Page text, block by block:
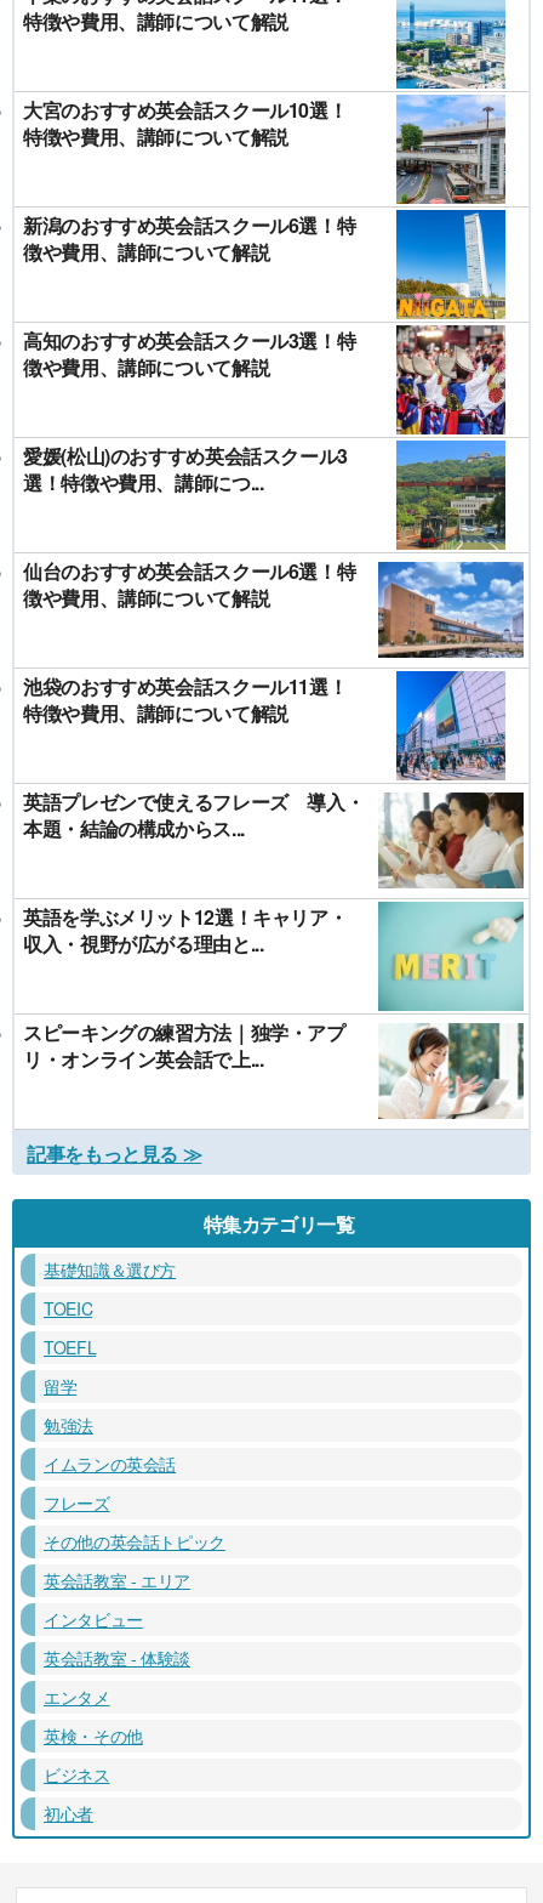
特徴や費用、講師について解説
大宮のおすすめ英会話スクール10選！
特徴や費用、講師について解説
新潟のおすすめ英会話スクール6選！特
徴や費用、講師について解説
高知のおすすめ英会話スクール3選！特
徴や費用、講師について解説
愛媛(松山)のおすすめ英会話スクール3
選！特徴や費用、講師につ...
仙台のおすすめ英会話スクール6選！特
徴や費用、講師について解説
池袋のおすすめ英会話スクール11選！
特徴や費用、講師について解説
英語プレゼンで使えるフレーズ 導入・
本題・結論の構成からス...
英語を学ぶメリット12選！キャリア・
収入・視野が広がる理由と...
スピーキングの練習方法｜独学・アプ
リ・オンライン英会話で上...
記事をもっと見る ≫
特集カテゴリ一覧
基礎知識＆選び方
TOEIC
TOEFL
留学
勉強法
イムランの英会話
フレーズ
その他の英会話トピック
英会話教室 - エリア
インタビュー
英会話教室 - 体験談
エンタメ
英検・その他
ビジネス
初心者